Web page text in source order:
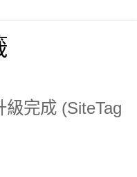
級完成 (SiteTag